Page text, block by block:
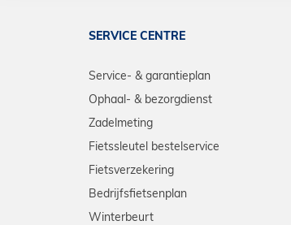
SERVICE CENTRE
Service- & garantieplan
Ophaal- & bezorgdienst
Zadelmeting
Fietssleutel bestelservice
Fietsverzekering
Bedrijfsfietsenplan
Winterbeurt